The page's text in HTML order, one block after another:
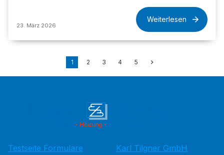
23. März 2026
Weiterlesen
1 2 3 4 5
Testseite Formulare
Karl Tilgner GmbH